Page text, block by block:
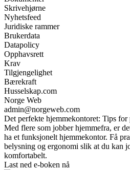
Skrivehjørne
Nyhetsfeed
Juridiske rammer
Brukerdata
Datapolicy
Opphavsrett
Krav
Tilgjengelighet
Bærekraft
Husselskap.com
Norge Web
admin@norgeweb.com
Det perfekte hjemmekontoret: Tips
Med flere som jobber hjemmefra, er
ha et funksjonelt hjemmekontor. Få
belysning og ergonomi slik at du kan
komfortabelt.
Last ned e-boken nå